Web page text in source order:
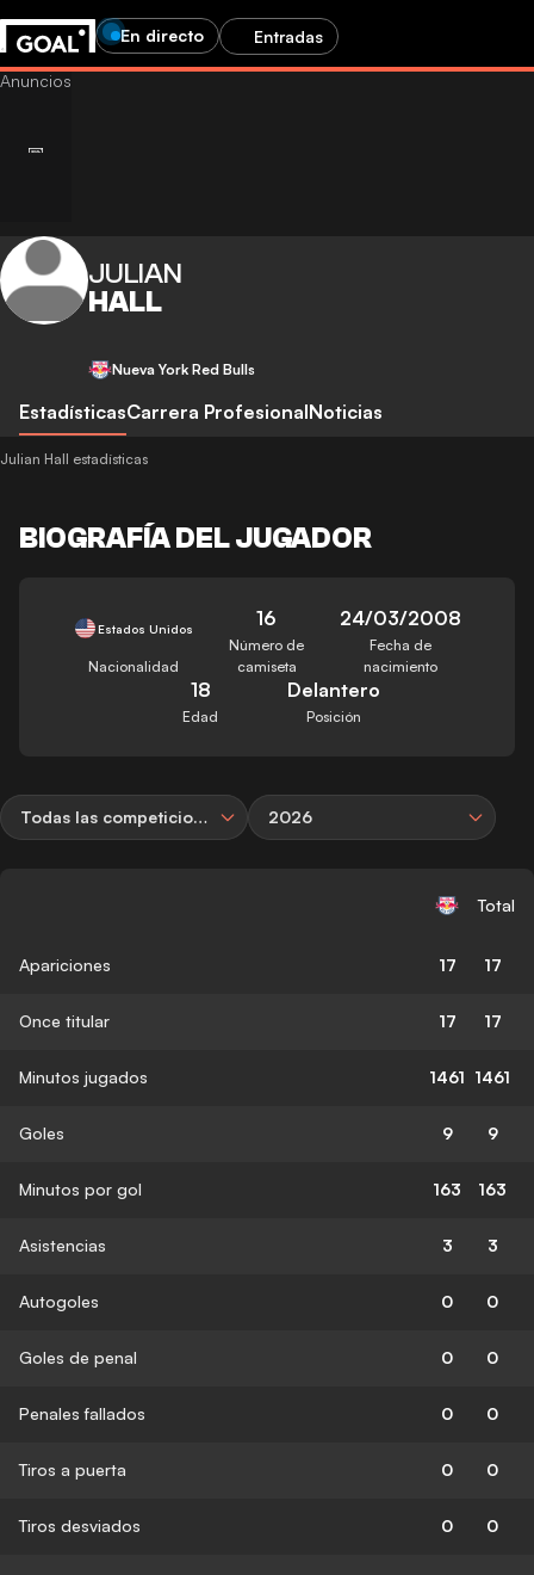
En directo Entradas
JULIAN
HALL
Nueva York Red Bulls
EstadísticasCarrera ProfesionalNoticias
Julian Hall estadísticas
BIOGRAFÍA DEL JUGADOR
Estados Unidos
Nacionalidad
16
Número de
camiseta
24/03/2008
Fecha de
nacimiento
18
Edad
Delantero
Posición
Todas las competiciones 2026
Total
Apariciones 17 17
Once titular 17 17
Minutos jugados 1461 1461
Goles 9 9
Minutos por gol 163 163
Asistencias 3 3
Autogoles 0 0
Goles de penal 0 0
Penales fallados 0 0
Tiros a puerta 0 0
Tiros desviados 0 0